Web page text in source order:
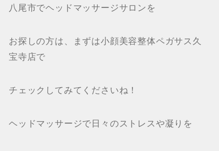
八尾市でヘッドマッサージサロンを
お探しの方は、まずは小顔美容整体ペガサス久
宝寺店で
チェックしてみてくださいね！
ヘッドマッサージで日々のストレスや凝りを